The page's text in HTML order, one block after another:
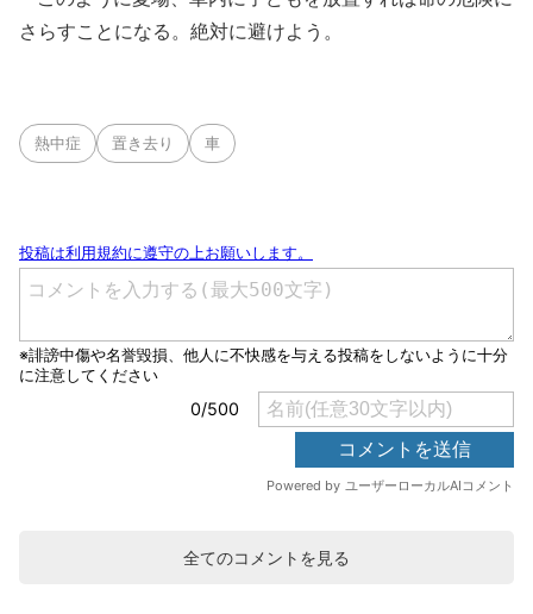
さらすことになる。絶対に避けよう。
熱中症 置き去り 車
全てのコメントを見る